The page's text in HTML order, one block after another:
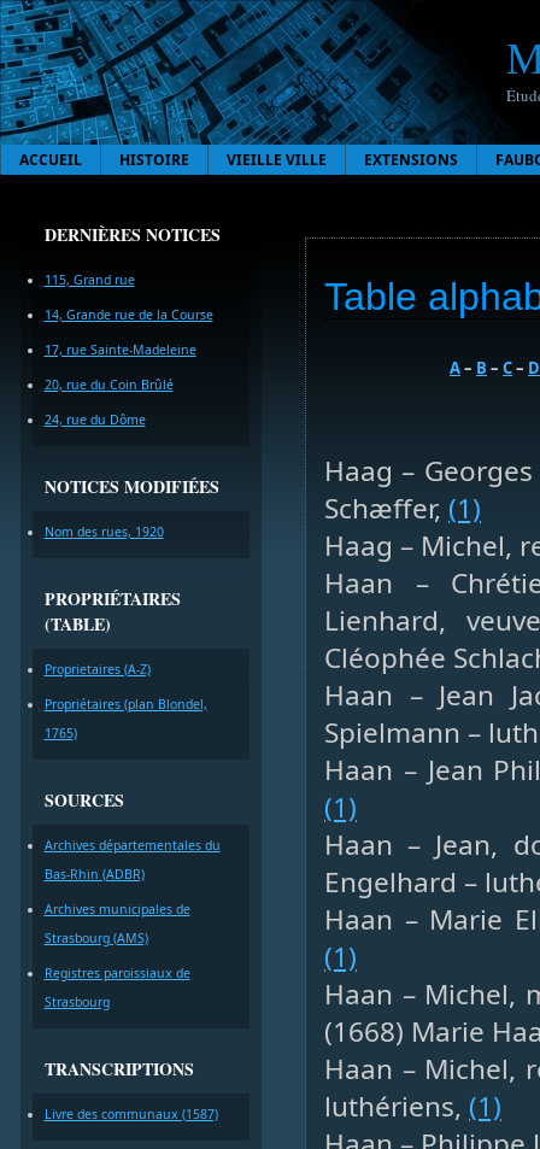
ACCUEIL HISTOIRE VIEILLE VILLE EXTENSIONS
DERNIÈRES NOTICES
115, Grand rue
14, Grande rue de la Course
17, rue Sainte-Madeleine
20, rue du Coin Brûlé
24, rue du Dôme
NOTICES MODIFIÉES
Nom des rues, 1920
PROPRIÉTAIRES
(TABLE)
Proprietaires (A-Z)
Propriétaires (plan Blondel,
1765)
SOURCES
Archives départementales du
Bas-Rhin (ADBR)
Archives municipales de
Strasbourg (AMS)
Registres paroissiaux de
Strasbourg
TRANSCRIPTIONS
Livre des communaux (1587)
Table
A– B – C– D
Haag –
Schæffer, (1)
Haag – Michel,
Haan –
Lienhard,
Cléophée
Haan – Jean
Spielmann –
Haan – Jean
(1)
Haan – Jean,
Engelhard –
Haan – Marie
(1)
Haan – Michel,
(1668) Marie
Haan – Michel,
luthériens, (1)